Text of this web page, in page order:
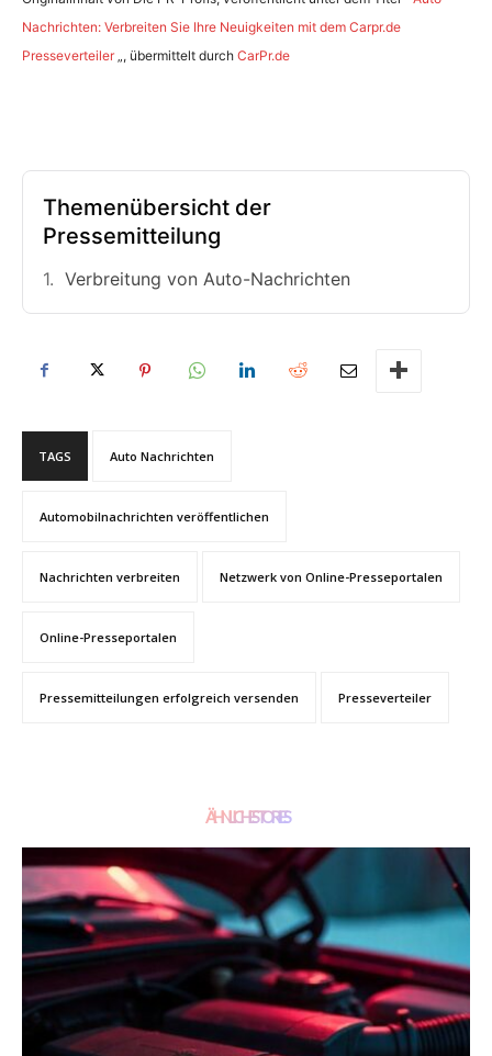
Nachrichten: Verbreiten Sie Ihre Neuigkeiten mit dem Carpr.de
Presseverteiler„, übermittelt durch CarPr.de
Themenübersicht der
Pressemitteilung
Verbreitung von Auto-Nachrichten
TAGS Auto Nachrichten
Automobilnachrichten veröffentlichen
Nachrichten verbreiten Netzwerk von Online-Presseportalen
Online-Presseportalen
Pressemitteilungen erfolgreich versenden Presseverteiler
ÄHNLICHE STORIES